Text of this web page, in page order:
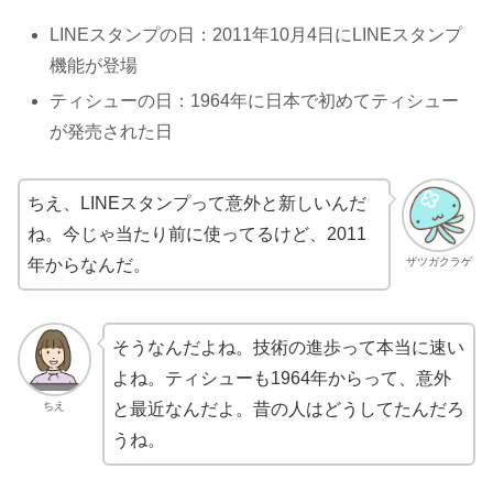
LINEスタンプの日：2011年10月4日にLINEスタンプ
機能が登場
ティシューの日：1964年に日本で初めてティシュー
が発売された日
ザツガクラゲ
ちえ、LINEスタンプって意外と新しいんだ
ね。今じゃ当たり前に使ってるけど、2011
年からなんだ。
ちえ
そうなんだよね。技術の進歩って本当に速い
よね。ティシューも1964年からって、意外
と最近なんだよ。昔の人はどうしてたんだろ
うね。